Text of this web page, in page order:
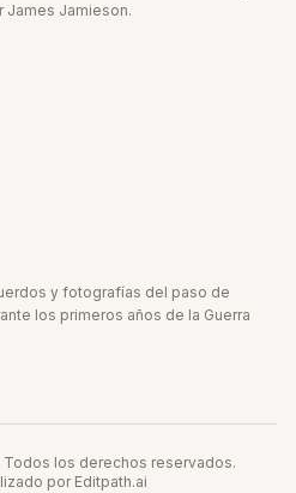
James Jamieson.
y fotografías del paso de
los primeros años de la Guerra
los derechos reservados.
por Editpath.ai